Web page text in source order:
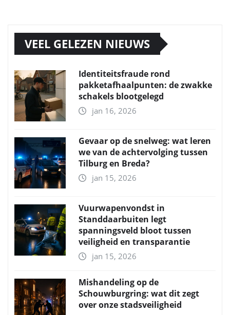
VEEL GELEZEN NIEUWS
Identiteitsfraude rond
pakketafhaalpunten: de zwakke
schakels blootgelegd
jan 16, 2026
Gevaar op de snelweg: wat leren
we van de achtervolging tussen
Tilburg en Breda?
jan 15, 2026
Vuurwapenvondst in
Standdaarbuiten legt
spanningsveld bloot tussen
veiligheid en transparantie
jan 15, 2026
Mishandeling op de
Schouwburgring: wat dit zegt
over onze stadsveiligheid